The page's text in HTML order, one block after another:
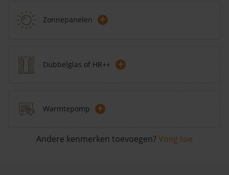
Zonnepanelen +
Dubbelglas of HR++ +
Warmtepomp +
Andere kenmerken toevoegen? Voeg toe